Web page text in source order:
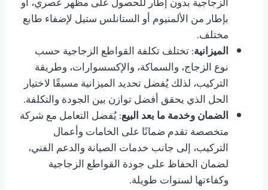
بإطار من الألمنيوم أو الستانلس ستيل لإضفاء طابع
مختلف.
الميزانية: تختلف تكلفة القواطع الزجاجية حسب
نوع الزجاج، والسماكة، والإكسسوارات، وطريقة
التركيب، لذلك يُفضل تحديد الميزانية مسبقًا لاختيار
الحل الذي يحقق أفضل توازن بين الجودة والتكلفة.
الضمان وخدمة ما بعد البيع: يُفضل التعامل مع شركة
متخصصة تقدم ضمانًا على الخامات وأعمال
التركيب، إلى جانب خدمات الصيانة والدعم الفني،
لضمان الحفاظ على جودة القواطع الزجاجية
وكفاءتها لسنوات طويلة.